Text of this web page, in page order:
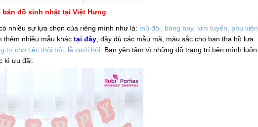
bán đồ sinh nhật tại Việt Hưng
nhiều sự lựa chọn của riêng mình như là: mũ đội, bóng bay, kim tuyến, phụ kiện
thêm nhiều mẫu khác tại đây , đầy đủ các mẫu mã, màu sắc cho bạn tha hồ lựa
trí cho tiệc thôi nôi, lễ cưới hỏi . Bạn yên tâm vì những đồ trang trí bên mình luôn
kì ưu đãi.